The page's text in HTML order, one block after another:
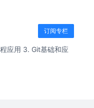
订阅专栏
应用 3. Git基础和应